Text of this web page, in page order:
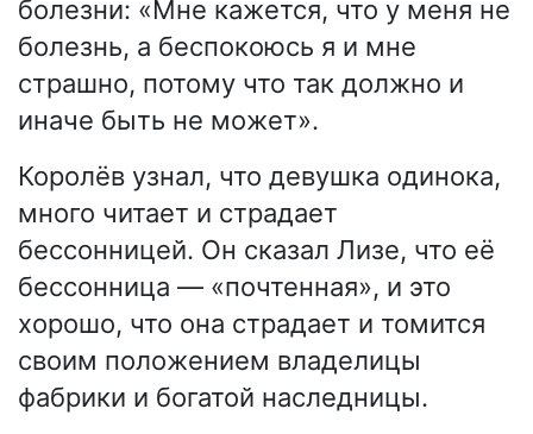
болезни: «Мне кажется, что у меня не
болезнь, а беспокоюсь я и мне
страшно, потому что так должно и
иначе быть не может».
Королёв узнал, что девушка одинока,
много читает и страдает
бессонницей. Он сказал Лизе, что её
бессонница — «почтенная», и это
хорошо, что она страдает и томится
своим положением владелицы
фабрики и богатой наследницы.